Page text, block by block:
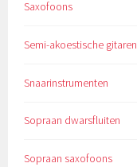
Saxofoons
Semi-akoestische gitaren
Snaarinstrumenten
Sopraan dwarsfluiten
Sopraan saxofoons